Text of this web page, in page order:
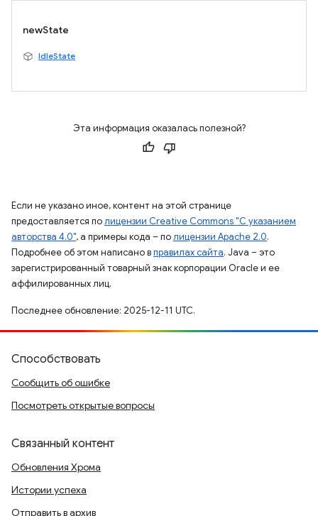
newState
IdleState
Эта информация оказалась полезной?
Если не указано иное, контент на этой странице
предоставляется полицензии Creative Commons "С указанием
авторства 4.0", а примеры кода – полицензии Apache 2.0.
Подробнее об этом написано вправилах сайта. Java – это
зарегистрированный товарный знак корпорации Oracle и ее
аффилированных лиц.
Последнее обновление: 2025-12-11 UTC.
Способствовать
Сообщить об ошибке
Посмотреть открытые вопросы
Связанный контент
Обновления Хрома
Истории успеха
Отправить в архив